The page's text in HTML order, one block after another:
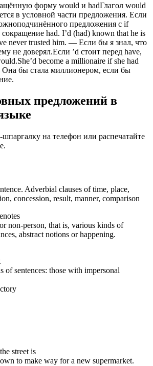
форму would и hadГлагол would
в условной части предложения. Если
предложения с if
сокращение had. I’d (had) known that he is
never trusted him. — Если бы я знал, что
не доверял.Если ’d стоит перед have,
become a millionaire if she had
бы стала миллионером, если бы
предложений в
на телефон или распечатайте
non-person, that is, various kinds of
abstract no­tions or happening.
of sentences: those with impersonal
street is
to make way for a new supermarket.